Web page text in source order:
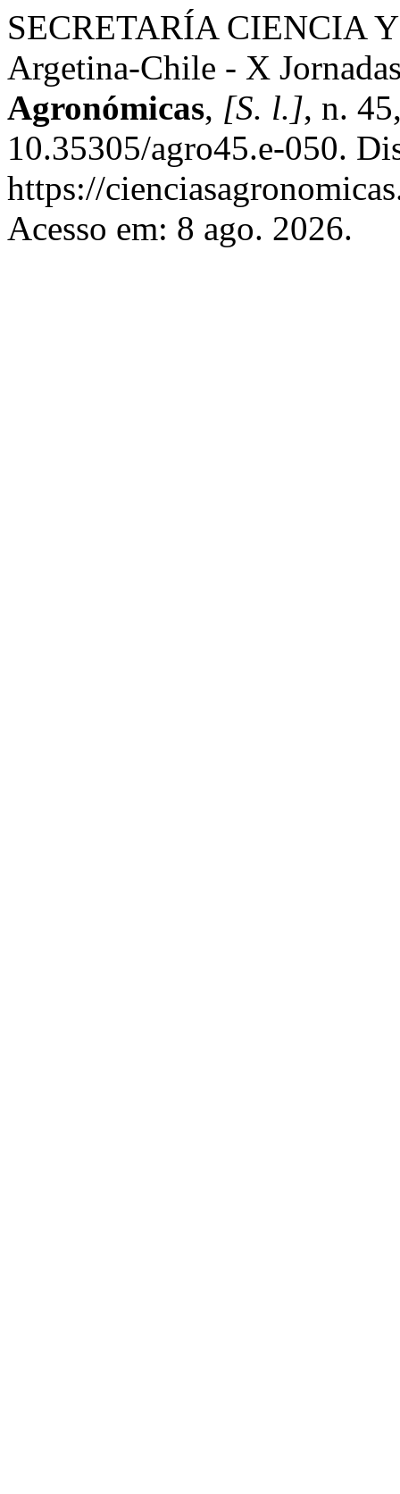
SECRETARÍA CIENCIA
Argetina-Chile - X
Agronómicas, [S. l.], n.
10.35305/agro45.e-050.
https://
Acesso em: 8 ago. 2026.